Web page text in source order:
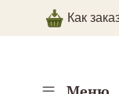
Как